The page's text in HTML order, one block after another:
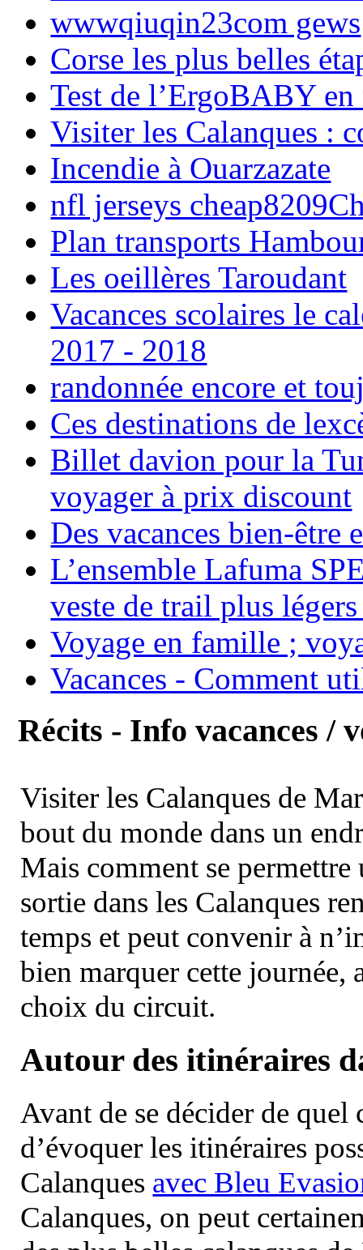
wwwqiuqin23com gews
Corse les plus belles
Test de l’ErgoBABY en
Visiter les Calanques :
Incendie à Ouarzazate
nfl jerseys
Plan transports
Les oeillères Taroudant
Vacances scolaires le
2017 - 2018
randonnée encore et
Ces destinations de
Billet davion pour la
voyager à prix discount
Des vacances bien-être
L’ensemble Lafuma
veste de trail plus
Voyage en famille ;
Vacances - Comment
Récits - Info vacances /
Visiter les Calanques de
bout du monde dans un
Mais comment se permettre
sortie dans les Calanques
temps et peut convenir à
bien marquer cette journée,
choix du circuit.
Autour des itinéraires
Avant de se décider de
d’évoquer les itinéraires
Calanques avec Bleu
Calanques, on peut